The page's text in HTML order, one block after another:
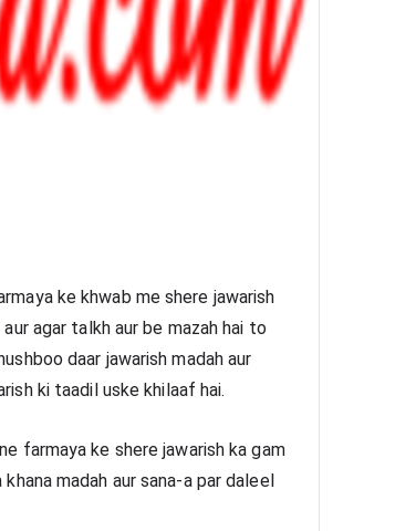
ke khwab me shere jawarish
agar talkh aur be mazah hai to
daar jawarish madah aur
ki taadil uske khilaaf hai.
madah aur sana-a par daleel